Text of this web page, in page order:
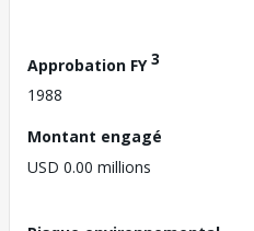
Approbation FY3
1988
Montant engagé
USD 0.00 millions